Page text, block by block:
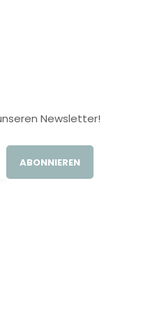
Newsletter!
ABONNIEREN